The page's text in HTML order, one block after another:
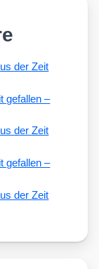
der Zeit
gefallen –
der Zeit
gefallen –
der Zeit